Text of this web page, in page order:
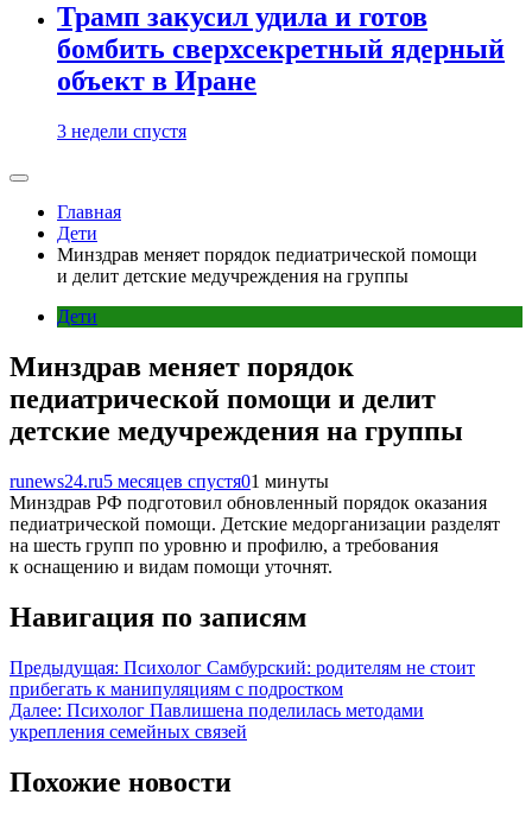
Трамп закусил удила и готов
бомбить сверхсекретный ядерный
объект в Иране
3 недели спустя
Главная
Дети
Минздрав меняет порядок педиатрической помощи
и делит детские медучреждения на группы
Дети
Минздрав меняет порядок
педиатрической помощи и делит
детские медучреждения на группы
runews24.ru5 месяцев спустя01 минуты
Минздрав РФ подготовил обновленный порядок оказания
педиатрической помощи. Детские медорганизации разделят
на шесть групп по уровню и профилю, а требования
к оснащению и видам помощи уточнят.
Навигация по записям
Предыдущая: Психолог Самбурский: родителям не стоит
прибегать к манипуляциям с подростком
Далее: Психолог Павлишена поделилась методами
укрепления семейных связей
Похожие новости